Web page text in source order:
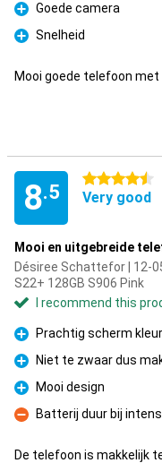
Pro
Goede camera
Pro
Snelheid
Mooi goede telefoon met
8.5
4.5 stars
Very good
Mooi en uitgebreide
Désiree Schattefor | 12-
S22+ 128GB S906 Pink
I recommend this
Pro
Prachtig scherm
Pro
Niet te zwaar dus
Pro
Mooi design
Con
Batterij duur bij
De telefoon is makkelijk